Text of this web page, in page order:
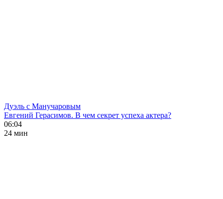
Дуэль с Манучаровым
Евгений Герасимов. В чем секрет успеха актера?
06:04
24 мин